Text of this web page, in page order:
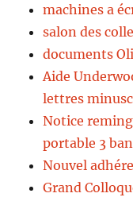
machines a
salon des
documents
Aide
lettres
Notice
portable 3
Nouvel
Grand